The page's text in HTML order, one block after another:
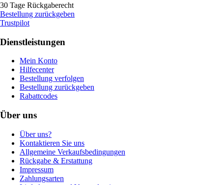
30 Tage Rückgaberecht
Bestellung zurückgeben
Trustpilot
Dienstleistungen
Mein Konto
Hilfecenter
Bestellung verfolgen
Bestellung zurückgeben
Rabattcodes
Über uns
Über uns?
Kontaktieren Sie uns
Allgemeine Verkaufsbedingungen
Rückgabe & Erstattung
Impressum
Zahlungsarten